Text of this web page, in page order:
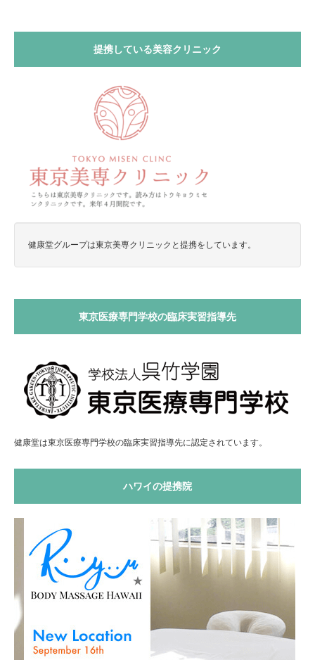
提携している美容クリニック
健康堂グループは東京美専クリニックと提携をしています。
東京医療専門学校の臨床実習指導先
健康堂は東京医療専門学校の臨床実習指導先に認定されています。
ハワイの提携院